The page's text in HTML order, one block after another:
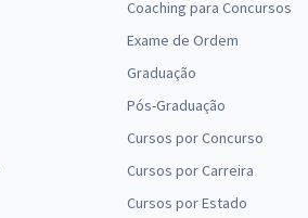
Coaching para Concursos
Exame de Ordem
Graduação
Pós-Graduação
Cursos por Concurso
Cursos por Carreira
Cursos por Estado